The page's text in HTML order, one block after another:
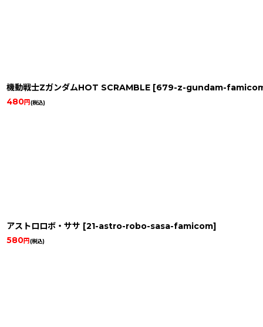
機動戦士ZガンダムHOT SCRAMBLE [679-z-gundam-
480円(税込)
アストロロボ・ササ [21-astro-robo-sasa-famicom]
580円(税込)